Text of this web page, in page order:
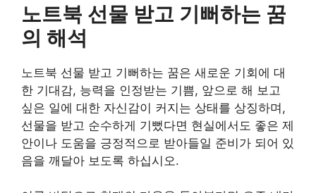
노트북 선물 받고 기뻐하는 꿈
의 해석
노트북 선물 받고 기뻐하는 꿈은 새로운 기회에 대
한 기대감, 능력을 인정받는 기쁨, 앞으로 해 보고
싶은 일에 대한 자신감이 커지는 상태를 상징하며,
선물을 받고 순수하게 기뻤다면 현실에서도 좋은 제
안이나 도움을 긍정적으로 받아들일 준비가 되어 있
음을 깨달아 보도록 하십시오.